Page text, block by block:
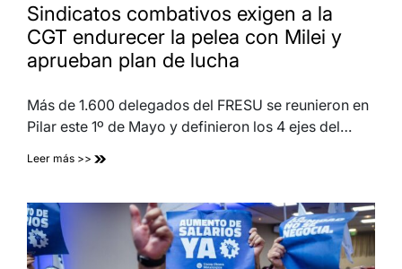
Sindicatos combativos exigen a la
CGT endurecer la pelea con Milei y
aprueban plan de lucha
Más de 1.600 delegados del FRESU se reunieron en
Pilar este 1º de Mayo y definieron los 4 ejes del…
Leer más >>